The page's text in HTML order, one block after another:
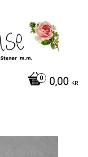
0,00 KR